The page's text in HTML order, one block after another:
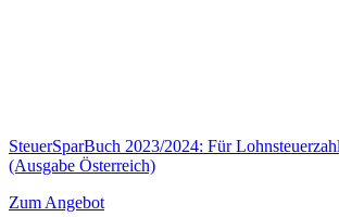
SteuerSparBuch 2023/2024: Für
(Ausgabe Österreich)
Zum Angebot